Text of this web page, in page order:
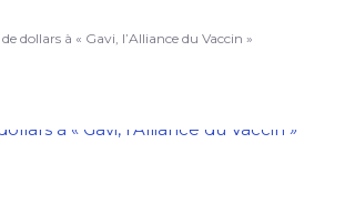
dollars à « Gavi, l’Alliance du Vaccin »